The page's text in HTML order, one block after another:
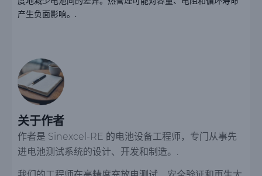
产生负面影响。.
关于作者
作者是 Sinexcel-RE 的电池设备工程师，专门从事先
进电池测试系统的设计、开发和制造。.